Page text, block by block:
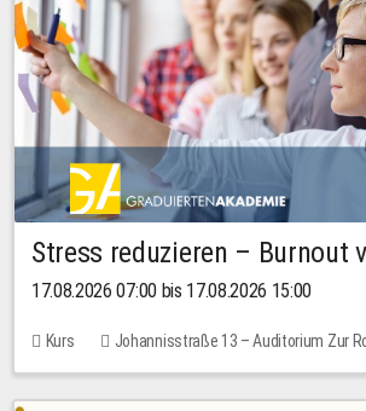
Stress reduzieren – Burnout
17.08.2026 07:00 bis 17.08.2026 15:00
Kurs Johannisstraße 13 – Auditorium Zur
10,00 EUR